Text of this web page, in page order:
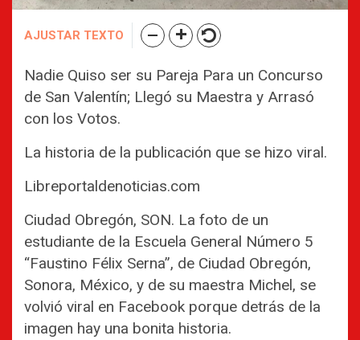
AJUSTAR TEXTO
Nadie Quiso ser su Pareja Para un Concurso
de San Valentín; Llegó su Maestra y Arrasó
con los Votos.
La historia de la publicación que se hizo viral.
Libreportaldenoticias.com
Ciudad Obregón, SON. La foto de un
estudiante de la Escuela General Número 5
“Faustino Félix Serna”, de Ciudad Obregón,
Sonora, México, y de su maestra Michel, se
volvió viral en Facebook porque detrás de la
imagen hay una bonita historia.